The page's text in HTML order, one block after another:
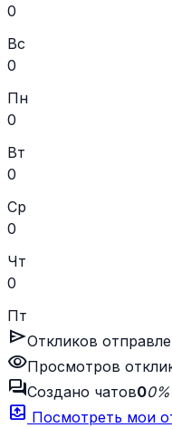
0
Вс
0
Пн
0
Вт
0
Ср
0
Чт
0
Пт
sendОткликов
visibilityПросмотров
forumСоздано чатов00%
outbox Посмотреть мои